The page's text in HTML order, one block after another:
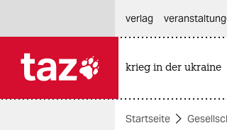
verlag
krieg in der ukraine
Startseite